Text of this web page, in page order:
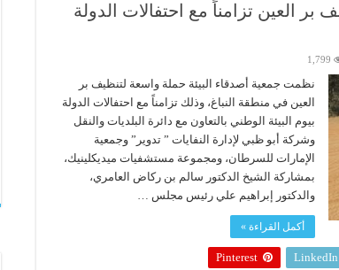
بر العين تزامناً مع احتفالات الدولة
1,799
نظمت جمعية أصدقاء البيئة حملة واسعة لتنظيف بر
العين في منطقة النباغ، وذلك تزامناً مع احتفالات الدولة
بيوم البيئة الوطني بالتعاون مع دائرة البلديات والنقل
وشركة أبو ظبي لإدارة النفايات ” تدوير” وجمعية
الإمارات للسرطان، ومجموعة مستشفيات ميديكلينيك،
بمشاركة الشيخ الدكتور سالم بن ركاض العامري،
والدكتور إبراهيم علي رئيس مجلس …
أكمل القراءة »
LinkedIn
Pinterest